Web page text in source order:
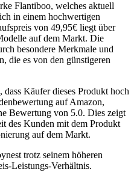
Flantiboo, welches aktuell
in einem hochwertigen
von 49,95€ liegt über
auf dem Markt. Die
besondere Merkmale und
die es von den günstigeren
Käufer dieses Produkt hoch
auf Amazon,
Bewertung von 5.0. Dies zeigt
des Kunden mit dem Produkt
auf dem Markt.
trotz seinem höheren
Leistungs-Verhältnis.